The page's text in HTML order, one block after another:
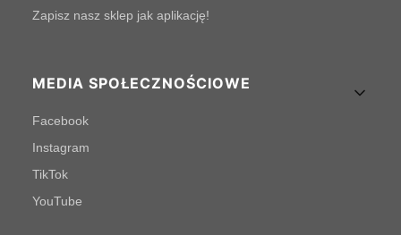
Zapisz nasz sklep jak aplikację!
MEDIA SPOŁECZNOŚCIOWE
Facebook
Instagram
TikTok
YouTube